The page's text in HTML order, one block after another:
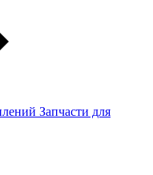
Запчасти для